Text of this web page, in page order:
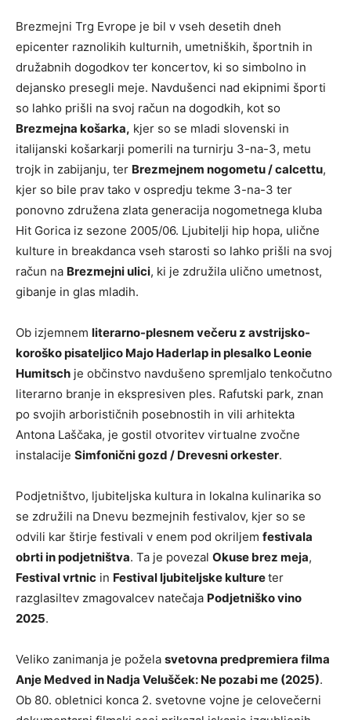
Brezmejni Trg Evrope je bil v vseh desetih dneh
epicenter raznolikih kulturnih, umetniških, športnih in
družabnih dogodkov ter koncertov, ki so simbolno in
dejansko presegli meje. Navdušenci nad ekipnimi športi
so lahko prišli na svoj račun na dogodkih, kot so
Brezmejna košarka, kjer so se mladi slovenski in
italijanski košarkarji pomerili na turnirju 3-na-3, metu
trojk in zabijanju, ter Brezmejnem nogometu / calcettu,
kjer so bile prav tako v ospredju tekme 3-na-3 ter
ponovno združena zlata generacija nogometnega kluba
Hit Gorica iz sezone 2005/06. Ljubitelji hip hopa, ulične
kulture in breakdanca vseh starosti so lahko prišli na svoj
račun na Brezmejni ulici, ki je združila ulično umetnost,
gibanje in glas mladih.
Ob izjemnem literarno-plesnem večeru z avstrijsko-
koroško pisateljico Majo Haderlap in plesalko Leonie
Humitsch je občinstvo navdušeno spremljalo tenkočutno
literarno branje in ekspresiven ples. Rafutski park, znan
po svojih arborističnih posebnostih in vili arhitekta
Antona Laščaka, je gostil otvoritev virtualne zvočne
instalacije Simfonični gozd / Drevesni orkester.
Podjetništvo, ljubiteljska kultura in lokalna kulinarika so
se združili na Dnevu bezmejnih festivalov, kjer so se
odvili kar štirje festivali v enem pod okriljem festivala
obrti in podjetništva. Ta je povezal Okuse brez meja,
Festival vrtnic in Festival ljubiteljske kultureter
razglasiltev zmagovalcev natečaja Podjetniško vino
2025.
Veliko zanimanja je požela svetovna predpremiera filma
Anje Medved in Nadja Velušček: Ne pozabi me (2025).
Ob 80. obletnici konca 2. svetovne vojne je celovečerni